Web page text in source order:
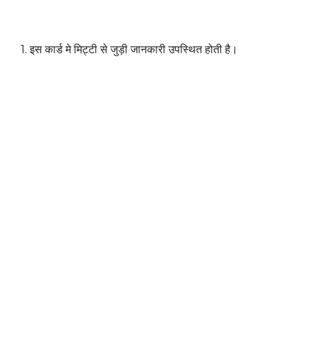
1. इस कार्ड मे मिट्टी से जुड़ी जानकारी उपस्थित होती है।